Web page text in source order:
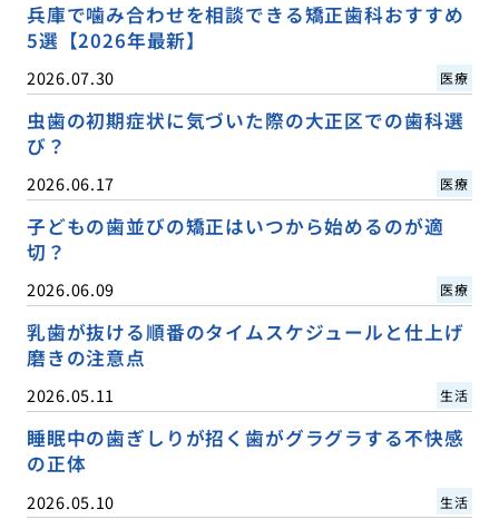
兵庫で噛み合わせを相談できる矯正歯科おすすめ
5選【2026年最新】
2026.07.30 医療
虫歯の初期症状に気づいた際の大正区での歯科選
び？
2026.06.17 医療
子どもの歯並びの矯正はいつから始めるのが適
切？
2026.06.09 医療
乳歯が抜ける順番のタイムスケジュールと仕上げ
磨きの注意点
2026.05.11 生活
睡眠中の歯ぎしりが招く歯がグラグラする不快感
の正体
2026.05.10 生活